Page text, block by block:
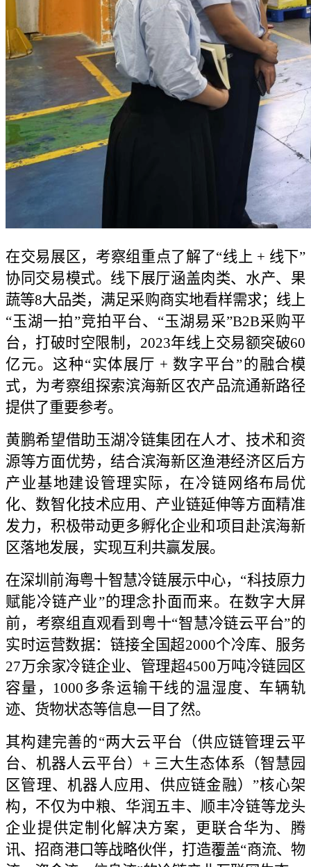
在交易展区，考察组重点了解了“线上 + 线下”
协同交易模式。线下展厅涵盖肉类、水产、果
蔬等8大品类，满足采购商实地看样需求；线上
“玉湖一拍”竞拍平台、“玉湖易采”B2B采购平
台，打破时空限制，2023年线上交易额突破60
亿元。这种“实体展厅 + 数字平台”的融合模
式，为考察组探索滨海新区农产品流通新路径
提供了重要参考。
黄鹏希望借助玉湖冷链集团在人才、技术和资
源等方面优势，结合滨海新区渔港经济区后方
产业基地建设管理实际，在冷链网络布局优
化、数智化技术应用、产业链延伸等方面精准
发力，积极带动更多孵化企业和项目赴滨海新
区落地发展，实现互利共赢发展。
在深圳前海粤十智慧冷链展示中心，“科技原力
赋能冷链产业”的理念扑面而来。在数字大屏
前，考察组直观看到粤十“智慧冷链云平台”的
实时运营数据：链接全国超2000个冷库、服务
27万余家冷链企业、管理超4500万吨冷链园区
容量，1000多条运输干线的温湿度、车辆轨
迹、货物状态等信息一目了然。
其构建完善的“两大云平台（供应链管理云平
台、机器人云平台）+ 三大生态体系（智慧园
区管理、机器人应用、供应链金融）”核心架
构，不仅为中粮、华润五丰、顺丰冷链等龙头
企业提供定制化解决方案，更联合华为、腾
讯、招商港口等战略伙伴，打造覆盖“商流、物